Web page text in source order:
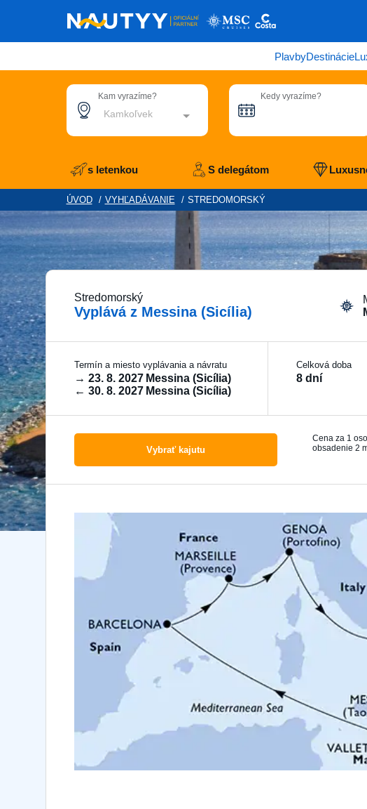
PlavbyDestinácie
Kam vyrazíme?
Kamkoľvek
Kedy vyrazíme?
s letenkou S delegátom
ÚVOD / VYHĽADÁVANIE / STREDOMORSKÝ
Stredomorský
Vyplává z Messina (Sicília)
Termín a miesto vyplávania a návratu
→ 23. 8. 2027 Messina (Sicília)
← 30. 8. 2027 Messina (Sicília)
Celková doba
8 dní
Vybrať kajutu
Cena za 1
obsadenie 2